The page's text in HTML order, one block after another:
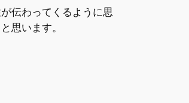
伝わってくるように思
思います。